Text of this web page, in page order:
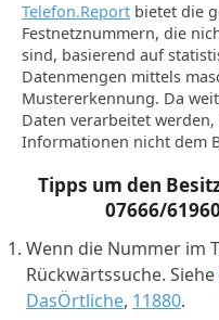
Telefon.Report bietet die
Festnetznummern, die
sind, basierend auf
Datenmengen mittels
Mustererkennung. Da
Daten verarbeitet
Informationen nicht dem
Tipps um den
07666/
Wenn die Nummer im
Rückwärtssuche. Siehe
DasÖrtliche, 11880.